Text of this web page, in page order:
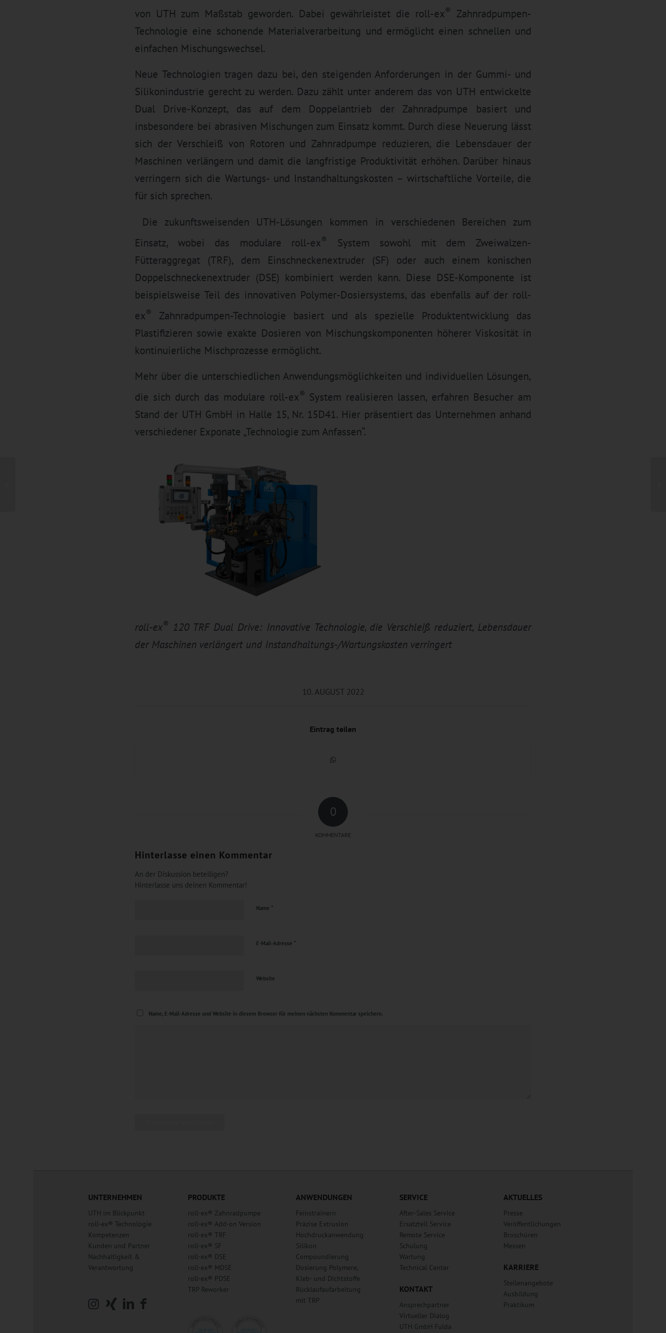
von UTH zum Maßstab geworden. Dabei gewährleistet die roll-ex®
Zahnradpumpen-
Technologie eine schonende Materialverarbeitung und ermöglicht einen schnellen und
einfachen Mischungswechsel.
Neue Technologien tragen dazu bei, den steigenden Anforderungen in der Gummi- und
Silikonindustrie gerecht zu werden. Dazu zählt unter anderem das von UTH entwickelte
Dual Drive-Konzept, das auf dem Doppelantrieb der Zahnradpumpe basiert und
insbesondere bei abrasiven Mischungen zum Einsatz kommt. Durch diese Neuerung lässt
sich der Verschleiß von Rotoren und Zahnradpumpe reduzieren, die Lebensdauer der
Maschinen verlängern und damit die langfristige Produktivität erhöhen. Darüber hinaus
verringern sich die Wartungs- und Instandhaltungskosten – wirtschaftliche Vorteile, die
für sich sprechen.
Die zukunftsweisenden UTH-Lösungen kommen in verschiedenen Bereichen zum
Einsatz, wobei das modulare roll-ex®
System sowohl mit dem Zweiwalzen-
Fütteraggregat (TRF), dem Einschneckenextruder (SF) oder auch einem konischen
Doppelschneckenextruder (DSE) kombiniert werden kann. Diese DSE-Komponente ist
beispielsweise Teil des innovativen Polymer-Dosiersystems, das ebenfalls auf der roll-
ex®
Zahnradpumpen-Technologie basiert und als spezielle Produktentwicklung das
Plastifizieren sowie exakte Dosieren von Mischungskomponenten höherer Viskosität in
kontinuierliche Mischprozesse ermöglicht.
Mehr über die unterschiedlichen Anwendungsmöglichkeiten und individuellen Lösungen,
die sich durch das modulare roll-ex® System realisieren lassen, erfahren Besucher am
Stand der UTH GmbH in Halle 15, Nr. 15D41. Hier präsentiert das Unternehmen anhand
verschiedener Exponate „Technologie zum Anfassen“.
roll-ex® 120 TRF Dual Drive: Innovative Technologie, die Verschleiß reduziert, Lebensdauer
der Maschinen verlängert und Instandhaltungs-/Wartungskosten verringert
10. AUGUST 2022
Eintrag teilen
0
KOMMENTARE
Hinterlasse einen Kommentar
An der Diskussion beteiligen?
Hinterlasse uns deinen Kommentar!
Name *
E-Mail-Adresse *
Website
Name, E-Mail-Adresse und Website in diesem Browser für meinen nächsten Kommentar speichern.
UNTERNEHMEN
UTH im Blickpunkt
roll-ex® Technologie
Kompetenzen
Kunden und Partner
Nachhaltigkeit &
Verantwortung
PRODUKTE
roll-ex® Zahnradpumpe
roll-ex® Add-on Version
roll-ex® TRF
roll-ex® SF
roll-ex® DSE
roll-ex® MDSE
roll-ex® PDSE
TRP Reworker
ANWENDUNGEN
Feinstrainern
Präzise Extrusion
Hochdruckanwendung
Silikon
Compoundierung
Dosierung Polymere,
Kleb- und Dichtstoffe
Rücklaufaufarbeitung
mit TRP
SERVICE
After-Sales Service
Ersatzteil Service
Remote Service
Schulung
Wartung
Technical Center
KONTAKT
Ansprechpartner
Virtueller Dialog
UTH GmbH Fulda
AKTUELLES
Presse
Veröffentlichungen
Broschüren
Messen
KARRIERE
Stellenangebote
Ausbildung
Praktikum